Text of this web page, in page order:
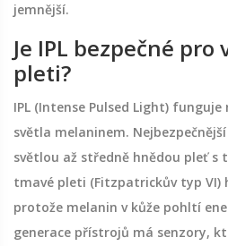
jemnější.
Je IPL bezpečné
pleti?
IPL (Intense Pulsed Light)
světla melaninem.
světlou až středně hnědou pleť s
tmavé pleti (Fitzpatrickův typ VI)
protože melanin v kůže pohltí
generace přístrojů má senzory,